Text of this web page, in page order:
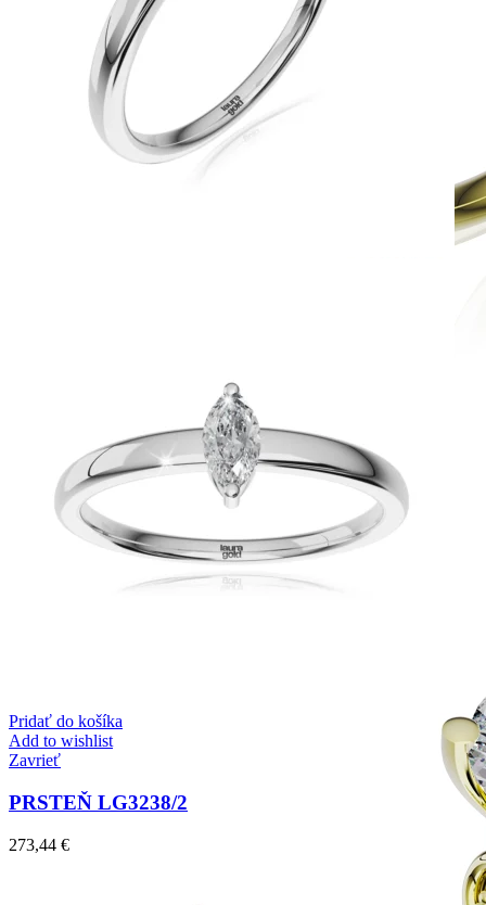
Mistique Love
Zásnubné prstne z kolekcie Mistique Love.
Pridať do košíka
Add to wishlist
Zavrieť
PRSTEŇ LG3238/2
273,44 €